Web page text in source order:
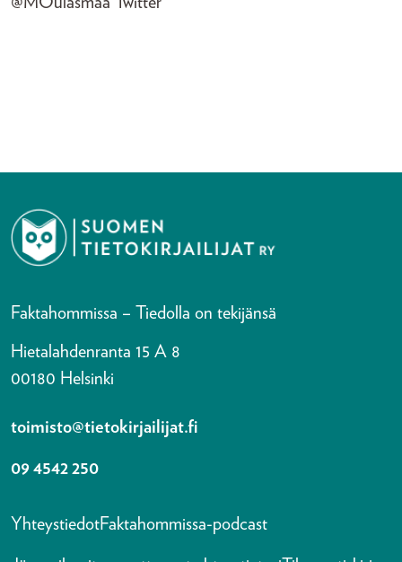
Faktahommissa – Tiedolla on tekijänsä
Hietalahdenranta 15 A 8
00180 Helsinki
toimisto@tietokirjailijat.fi
09 4542 250
YhteystiedotFaktahommissa-podcast